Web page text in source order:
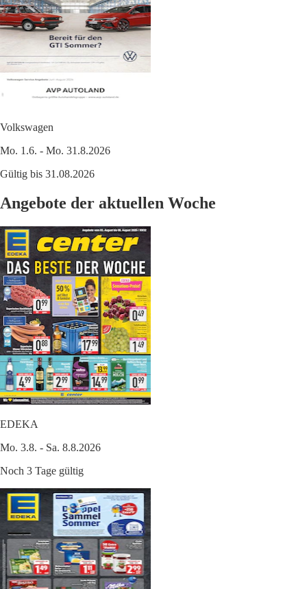
Volkswagen
Mo. 1.6. - Mo. 31.8.2026
Gültig bis 31.08.2026
Angebote der aktuellen Woche
EDEKA
Mo. 3.8. - Sa. 8.8.2026
Noch 3 Tage gültig